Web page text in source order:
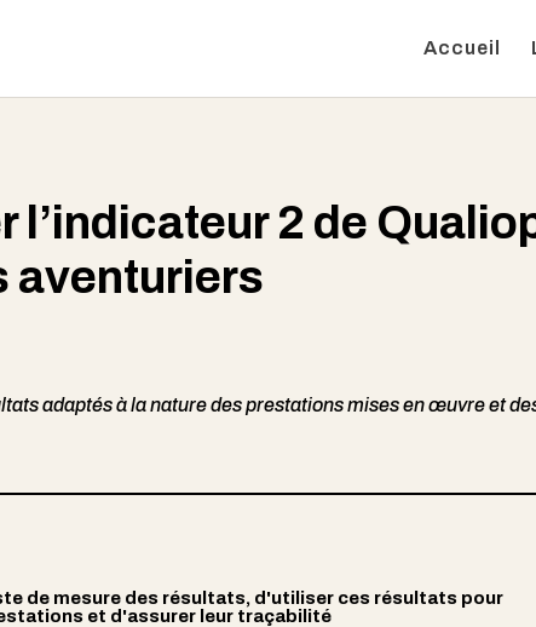
Accueil
l’indicateur 2 de
aventuriers
adaptés à la nature des prestations mises en œuvre et
de mesure des résultats, d'utiliser ces résultats pour
et d'assurer leur traçabilité